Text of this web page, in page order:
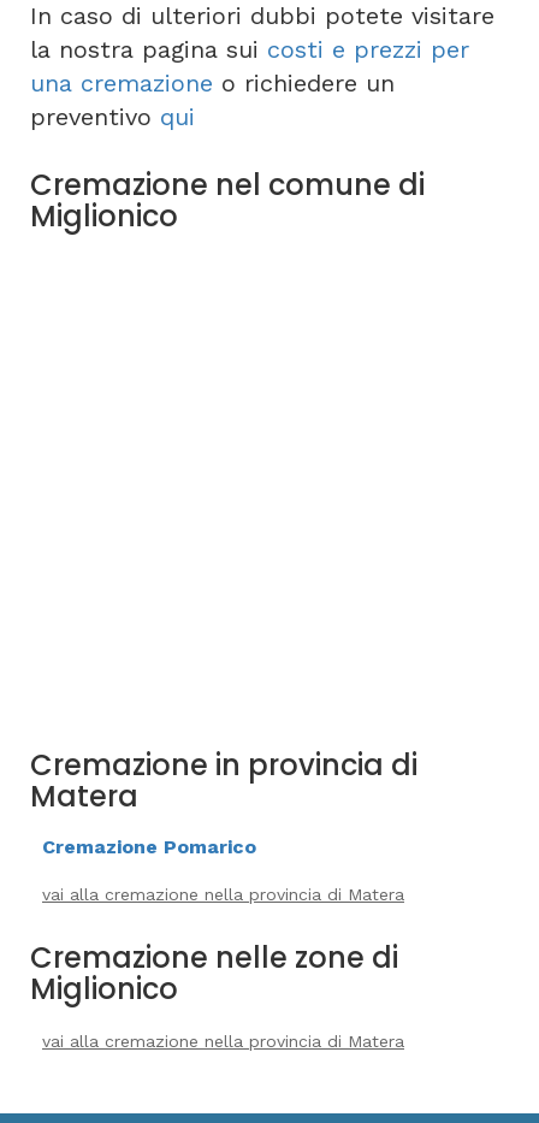
In caso di ulteriori dubbi potete visitare
la nostra pagina sui costi e prezzi per
una cremazione o richiedere un
preventivo qui
Cremazione nel comune di
Miglionico
Cremazione in provincia di
Matera
Cremazione Pomarico
vai alla cremazione nella provincia di Matera
Cremazione nelle zone di
Miglionico
vai alla cremazione nella provincia di Matera